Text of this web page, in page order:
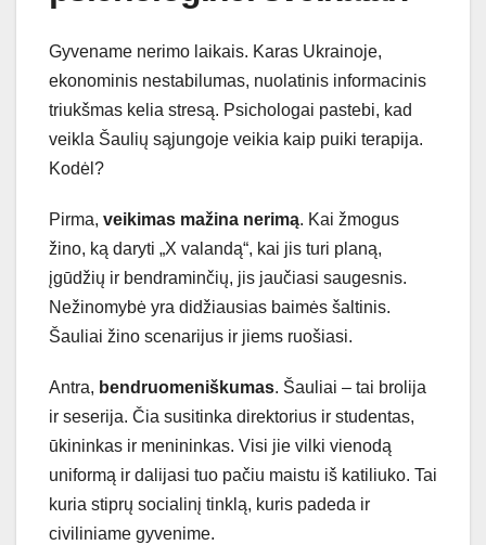
Gyvename nerimo laikais. Karas Ukrainoje,
ekonominis nestabilumas, nuolatinis informacinis
triukšmas kelia stresą. Psichologai pastebi, kad
veikla Šaulių sąjungoje veikia kaip puiki terapija.
Kodėl?
Pirma, veikimas mažina nerimą. Kai žmogus
žino, ką daryti „X valandą“, kai jis turi planą,
įgūdžių ir bendraminčių, jis jaučiasi saugesnis.
Nežinomybė yra didžiausias baimės šaltinis.
Šauliai žino scenarijus ir jiems ruošiasi.
Antra, bendruomeniškumas. Šauliai – tai brolija
ir seserija. Čia susitinka direktorius ir studentas,
ūkininkas ir menininkas. Visi jie vilki vienodą
uniformą ir dalijasi tuo pačiu maistu iš katiliuko. Tai
kuria stiprų socialinį tinklą, kuris padeda ir
civiliniame gyvenime.